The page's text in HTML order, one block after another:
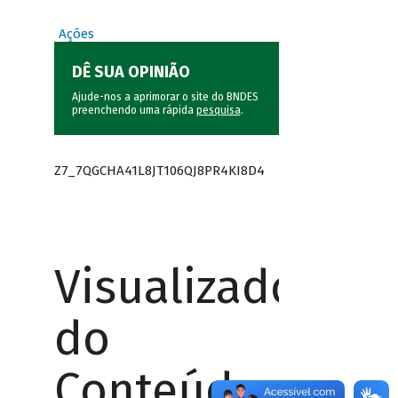
Ações
DÊ SUA OPINIÃO
Ajude-nos a aprimorar o site do BNDES
preenchendo uma rápida pesquisa.
Z7_7QGCHA41L8JT106QJ8PR4KI8D4
Visualizador
do